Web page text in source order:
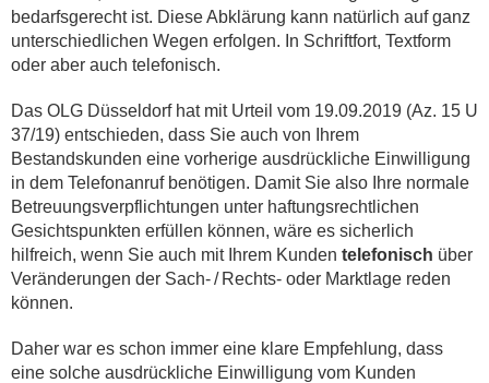
bedarfsgerecht ist. Diese Abklärung kann natürlich auf ganz
unterschiedlichen Wegen erfolgen. In Schriftfort, Textform
oder aber auch telefonisch.
Das OLG Düsseldorf hat mit Urteil vom 19.09.2019 (Az. 15 U
37/19) entschieden, dass Sie auch von Ihrem
Bestandskunden eine vorherige ausdrückliche Einwilligung
in dem Telefonanruf benötigen. Damit Sie also Ihre normale
Betreuungsverpflichtungen unter haftungsrechtlichen
Gesichtspunkten erfüllen können, wäre es sicherlich
hilfreich, wenn Sie auch mit Ihrem Kunden telefonisch über
Veränderungen der Sach- / Rechts- oder Marktlage reden
können.
Daher war es schon immer eine klare Empfehlung, dass
eine solche ausdrückliche Einwilligung vom Kunden